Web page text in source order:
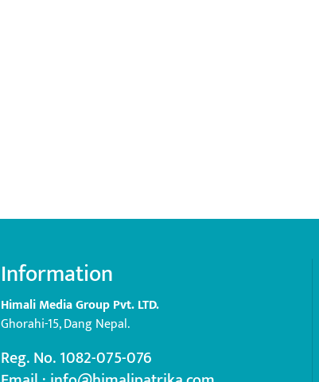
Information
Himali Media Group Pvt. LTD.
Ghorahi-15, Dang Nepal.
Reg. No. 1082-075-076